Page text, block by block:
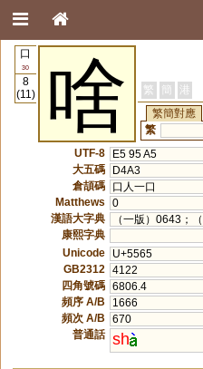
口
30
8
(11)
啥 繁 簡 港
繁簡對應
繁
UTF-8
E5 95 A5
大五碼
D4A3
倉頡碼
口人一口
Matthews
0
漢語大字典
（一版）0643；
康熙字典
Unicode
U+5565
GB2312
4122
四角號碼 6806.4
頻序 A/B
1666
頻次 A/B
670
普通話 sh